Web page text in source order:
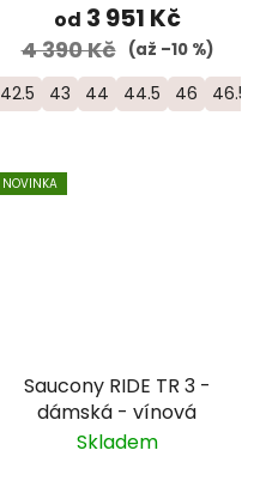
od 3 951 Kč
4 390 Kč (až –10 %)
42.5 43 44 44.5 46 46.5
NOVINKA
Saucony RIDE TR 3 -
dámská - vínová
Skladem